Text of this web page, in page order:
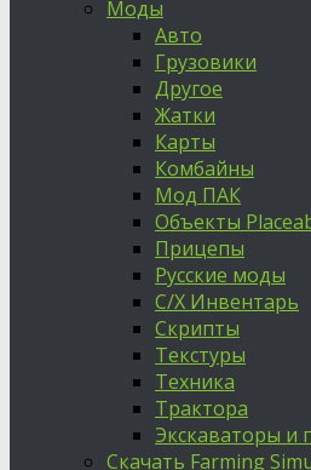
Моды
Авто
Грузовики
Другое
Жатки
Карты
Комбайны
Мод ПАК
Объекты
Прицепы
Русские моды
С/Х Инвентарь
Скрипты
Текстуры
Техника
Трактора
Экскаваторы и
Скачать Farming